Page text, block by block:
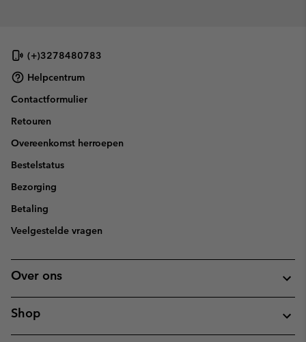
(+)3278480783
Helpcentrum
Contactformulier
Retouren
Overeenkomst herroepen
Bestelstatus
Bezorging
Betaling
Veelgestelde vragen
Over ons
Shop